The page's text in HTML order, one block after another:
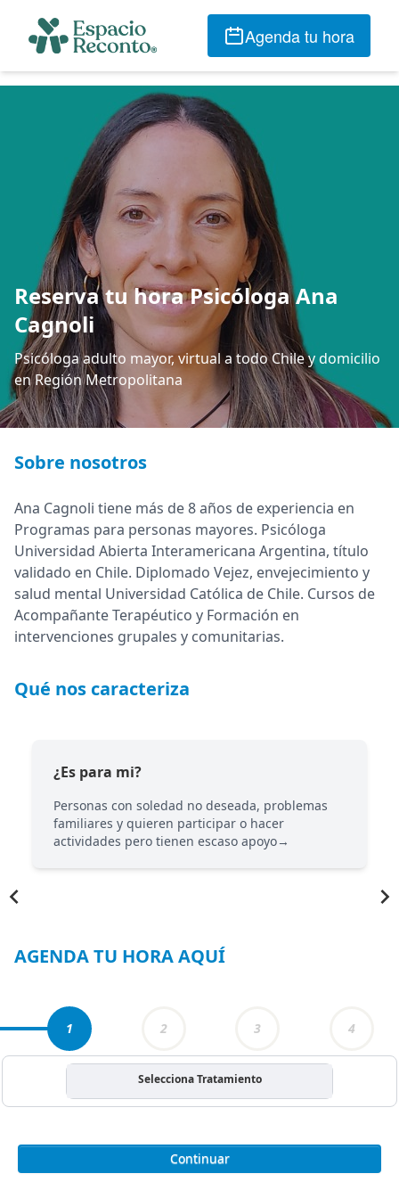
Agenda tu hora
Reserva tu hora Psicóloga Ana
Cagnoli
Psicóloga adulto mayor, virtual a todo Chile y domicilio
en Región Metropolitana
Sobre nosotros
Ana Cagnoli tiene más de 8 años de experiencia en
Programas para personas mayores. Psicóloga
Universidad Abierta Interamericana Argentina, título
validado en Chile. Diplomado Vejez, envejecimiento y
salud mental Universidad Católica de Chile. Cursos de
Acompañante Terapéutico y Formación en
intervenciones grupales y comunitarias.
Qué nos caracteriza
¿Es para mi?
Personas con soledad no deseada, problemas
familiares y quieren participar o hacer
actividades pero tienen escaso apoyo→
AGENDA TU HORA AQUÍ
1 2 3 4
Selecciona Tratamiento
Continuar